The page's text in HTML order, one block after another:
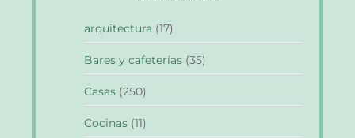
arquitectura (17)
Bares y cafeterías (35)
Casas (250)
Cocinas (11)